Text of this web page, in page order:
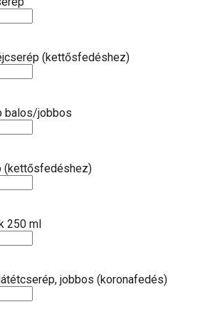
(kettősfedéshez)
balos/jobbos
(kettősfedéshez)
250 ml
jobbos (koronafedés)